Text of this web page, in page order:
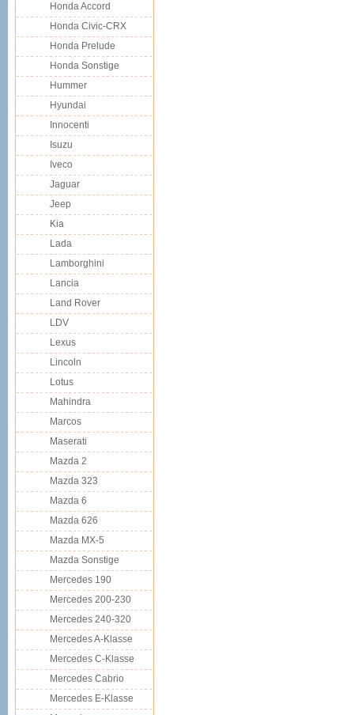
Honda Accord
Honda Civic-CRX
Honda Prelude
Honda Sonstige
Hummer
Hyundai
Innocenti
Isuzu
Iveco
Jaguar
Jeep
Kia
Lada
Lamborghini
Lancia
Land Rover
LDV
Lexus
Lincoln
Lotus
Mahindra
Marcos
Maserati
Mazda 2
Mazda 323
Mazda 6
Mazda 626
Mazda MX-5
Mazda Sonstige
Mercedes 190
Mercedes 200-230
Mercedes 240-320
Mercedes A-Klasse
Mercedes C-Klasse
Mercedes Cabrio
Mercedes E-Klasse